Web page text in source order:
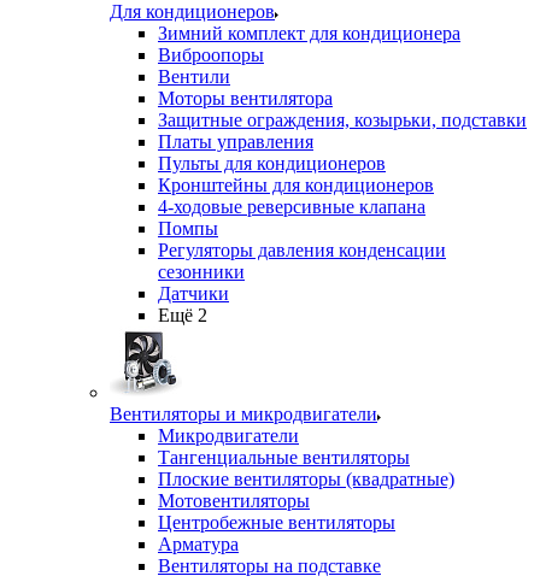
Для кондиционеров
Зимний комплект для кондиционера
Виброопоры
Вентили
Моторы вентилятора
Защитные ограждения, козырьки, подставки
Платы управления
Пульты для кондиционеров
Кронштейны для кондиционеров
4-ходовые реверсивные клапана
Помпы
Регуляторы давления конденсации
сезонники
Датчики
Ещё 2
Вентиляторы и микродвигатели
Микродвигатели
Тангенциальные вентиляторы
Плоские вентиляторы (квадратные)
Мотовентиляторы
Центробежные вентиляторы
Арматура
Вентиляторы на подставке